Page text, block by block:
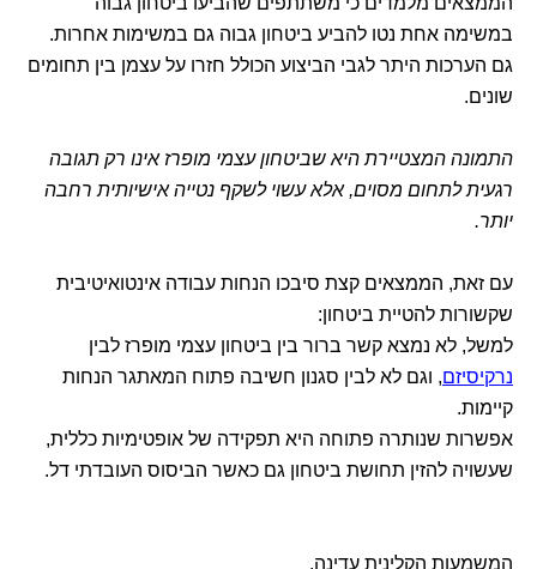
במשימה אחת נטו להביע ביטחון גבוה גם במשימות אחרות.
גם הערכות היתר לגבי הביצוע הכולל חזרו על עצמן בין תחומים
שונים.
התמונה המצטיירת היא שביטחון עצמי מופרז אינו רק תגובה
רגעית לתחום מסוים, אלא עשוי לשקף נטייה אישיותית רחבה
יותר.
עם זאת, הממצאים קצת סיבכו הנחות עבודה אינטואיטיבית
שקשורות להטיית ביטחון:
למשל, לא נמצא קשר ברור בין ביטחון עצמי מופרז לבין
נרקיסיזם, וגם לא לבין סגנון חשיבה פתוח המאתגר הנחות
קיימות.
אפשרות שנותרה פתוחה היא תפקידה של אופטימיות כללית,
שעשויה להזין תחושת ביטחון גם כאשר הביסוס העובדתי דל.
המשמעות הקלינית עדינה.